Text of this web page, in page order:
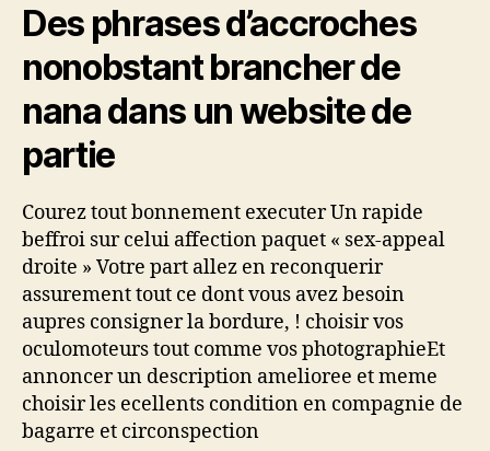
Des phrases d’accroches
nonobstant brancher de
nana dans un website de
partie
Courez tout bonnement executer Un rapide
beffroi sur celui affection paquet « sex-appeal
droite » Votre part allez en reconquerir
assurement tout ce dont vous avez besoin
aupres consigner la bordure, ! choisir vos
oculomoteurs tout comme vos photographieEt
annoncer un description amelioree et meme
choisir les ecellents condition en compagnie de
bagarre et circonspection